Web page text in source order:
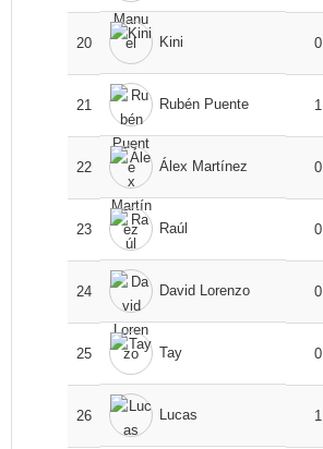
20 Kini 0
21 Rubén Puente 1
22 Álex Martínez 0
23 Raúl 0
24 David Lorenzo 0
25 Tay 0
26 Lucas 1